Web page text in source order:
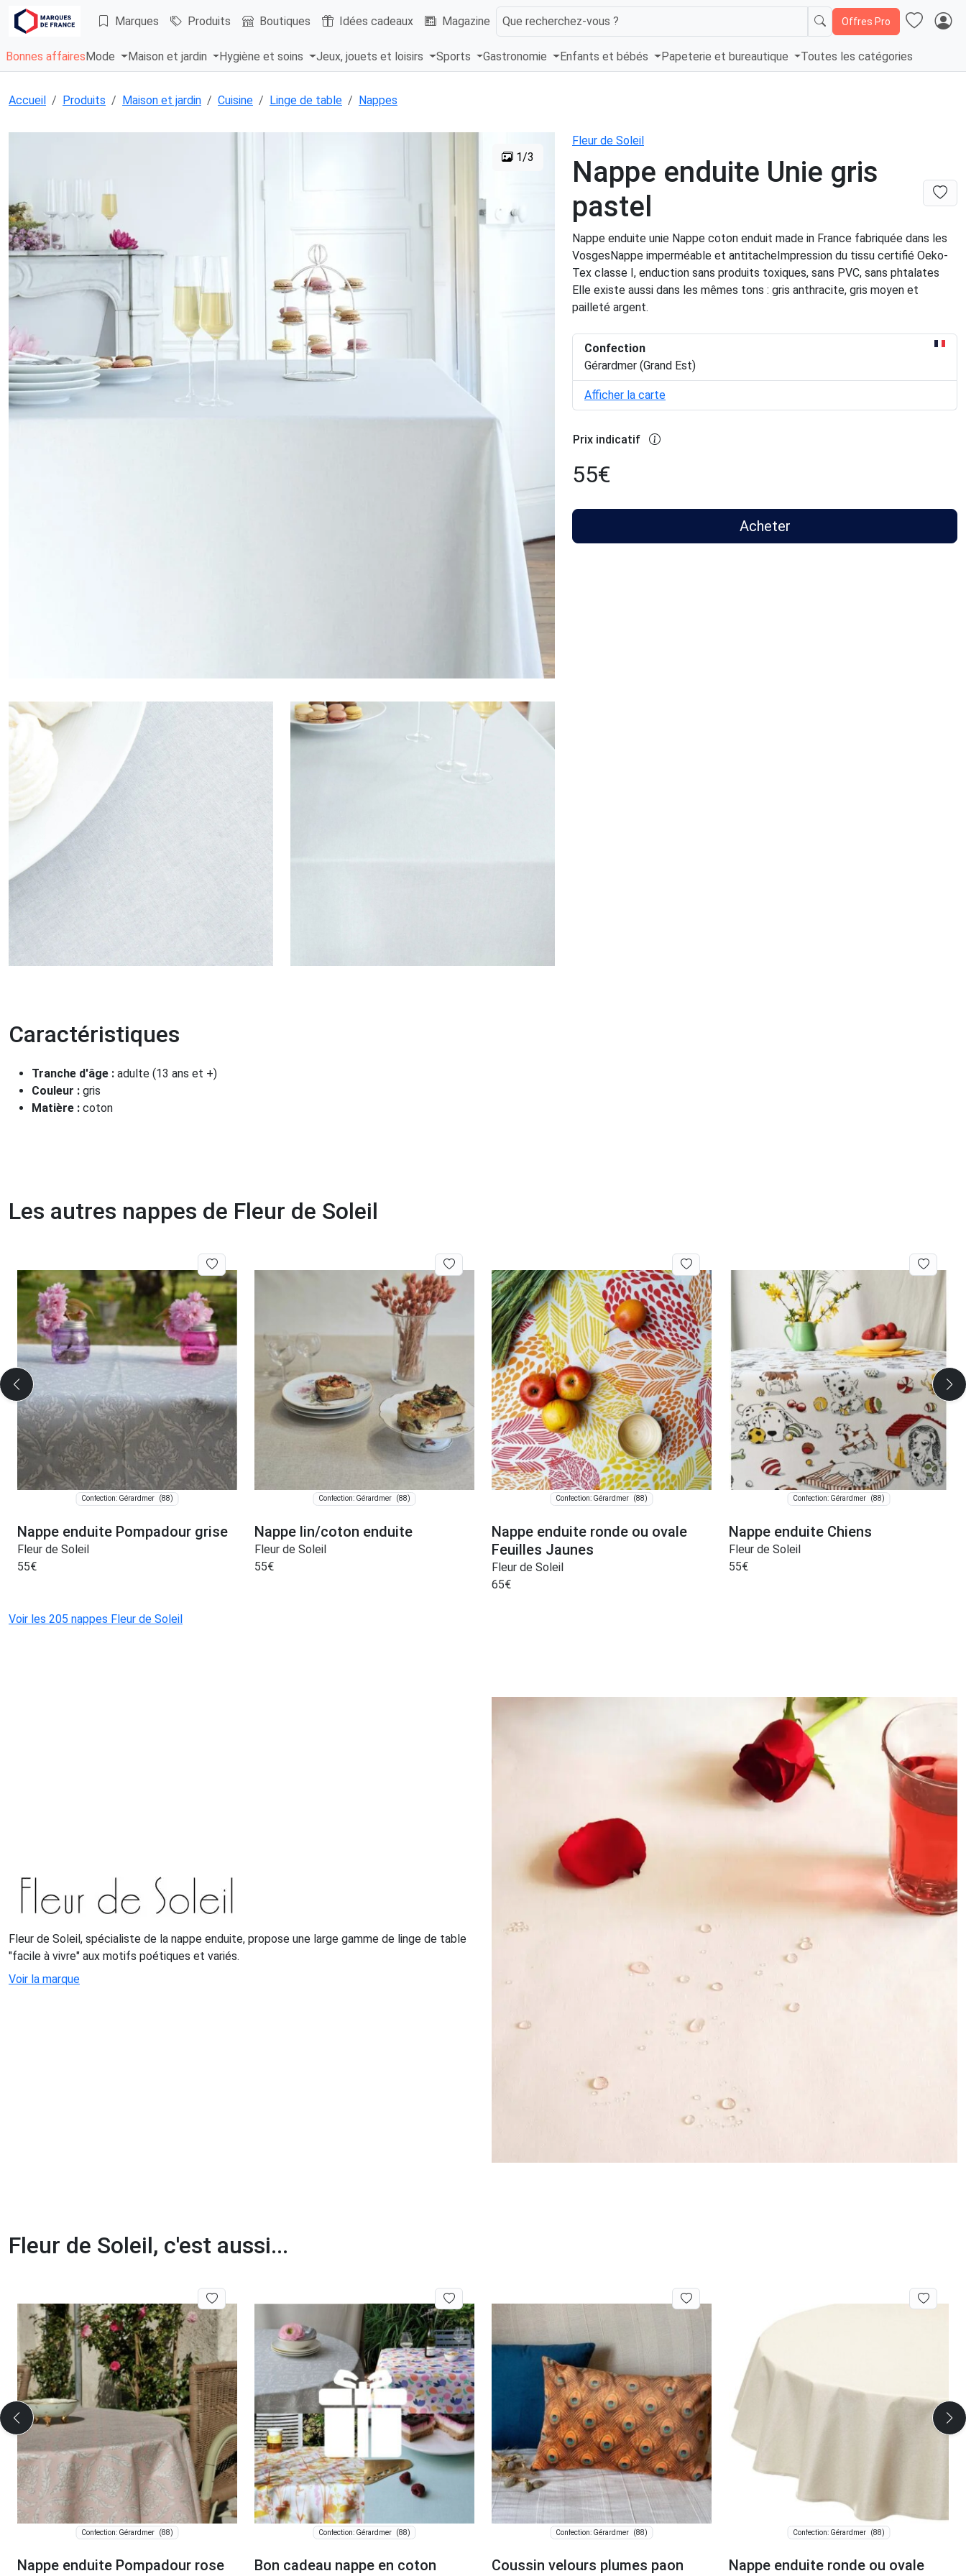
Marques Produits Boutiques Idées cadeaux Magazine Que recherchez-vous ? Offres Pro
Bonnes affaires Mode Maison et jardin Hygiène et soins Jeux, jouets et loisirs Sports Gastronomie Enfants et bébés Papeterie et bureautique Toutes les catégories
Accueil Produits Maison et jardin Cuisine Linge de table Nappes
1/3
Fleur de Soleil
Nappe enduite Unie gris
pastel
Nappe enduite unie Nappe coton enduit made in France fabriquée dans les
VosgesNappe imperméable et antitacheImpression du tissu certifié Oeko-
Tex classe I, enduction sans produits toxiques, sans PVC, sans phtalates
Elle existe aussi dans les mêmes tons : gris anthracite, gris moyen et
pailleté argent.
Confection
Gérardmer (Grand Est)
Afficher la carte
Prix indicatif
55€
Acheter
Caractéristiques
Tranche d'âge : adulte (13 ans et +)
Couleur : gris
Matière : coton
Les autres nappes de Fleur de Soleil
Confection: Gérardmer (88)
Nappe enduite Pompadour grise
Fleur de Soleil
55€
Confection: Gérardmer (88)
Nappe lin/coton enduite
Fleur de Soleil
55€
Confection: Gérardmer (88)
Nappe enduite ronde ou ovale
Feuilles Jaunes
Fleur de Soleil
65€
Confection: Gérardmer (88)
Nappe enduite Chiens
Fleur de Soleil
55€
Voir les 205 nappes Fleur de Soleil
Fleur de Soleil, spécialiste de la nappe enduite, propose une large gamme de linge de table
"facile à vivre" aux motifs poétiques et variés.
Voir la marque
Fleur de Soleil, c'est aussi...
Confection: Gérardmer (88)
Nappe enduite Pompadour rose
Confection: Gérardmer (88)
Bon cadeau nappe en coton
Confection: Gérardmer (88)
Coussin velours plumes paon
Confection: Gérardmer (88)
Nappe enduite ronde ou ovale